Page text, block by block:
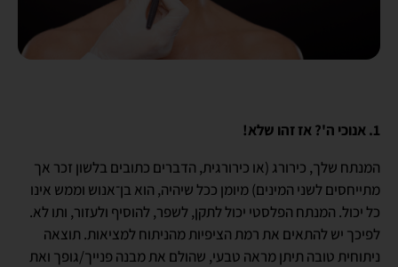
1. אנוכי ה'? אז זהו שלא!
המנתח שלך, כירורג (או כירורגית, הדברים כתובים בלשון זכר אך
מתייחסים לשני המינים) מיומן ככל שיהיה, הוא בן־אנוש וממש אינו
כל יכול. המנתח הפלסטי יכול לתקן, לשפר, להוסיף ולעזור, ותו לא.
לפיכך יש להתאים את רמת הציפיות מהניתוח למציאות. תוצאה
ניתוחית טובה תיתן מראה טבעי, שהולם את מבנה פנייך/גופך ואת